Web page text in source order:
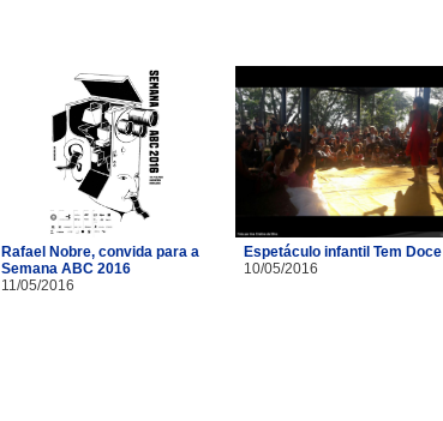
Rafael Nobre, convida para a
Semana ABC 2016
11/05/2016
Espetáculo infantil Tem Doce
10/05/2016